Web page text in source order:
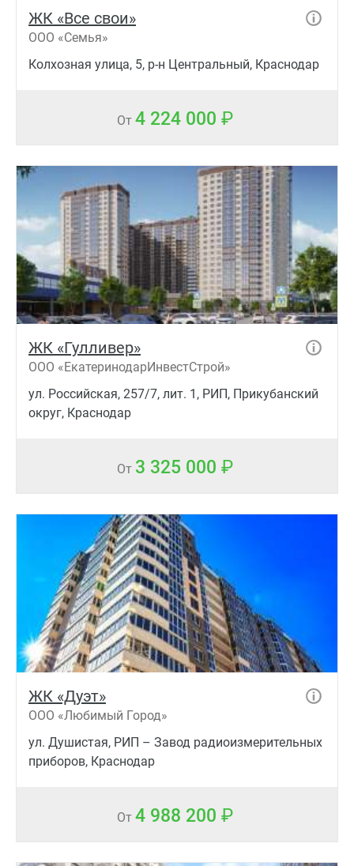
ЖК «Все свои»
ООО «Семья»
Колхозная улица, 5, р-н Центральный, Краснодар
От 4 224 000
ЖК «Гулливер»
ООО «ЕкатеринодарИнвестСтрой»
ул. Российская, 257/7, лит. 1, РИП, Прикубанский
округ, Краснодар
От 3 325 000
ЖК «Дуэт»
ООО «Любимый Город»
ул. Душистая, РИП – Завод радиоизмерительных
приборов, Краснодар
От 4 988 200